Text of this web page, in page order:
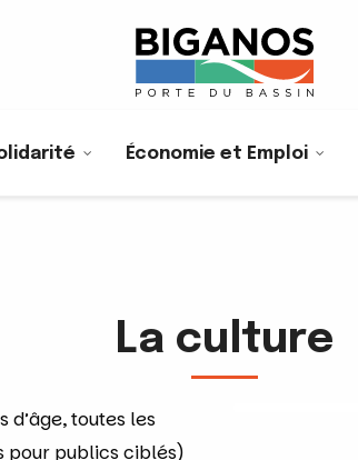
Économie et Emploi
La culture
d’âge, toutes les
publics ciblés)